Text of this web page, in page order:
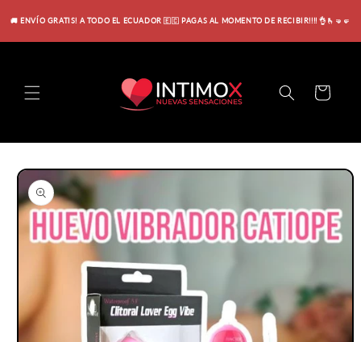
🚚 ENVÍO GRATIS! A TODO EL ECUADOR 🇪🇨 PAGAS AL MOMENTO DE RECIBIR!!!! 👌🫰🤜🤛
directamente
Carrito
directamente
información
del producto